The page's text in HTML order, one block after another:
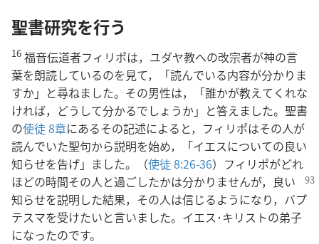
聖書研究を行う
16 福音伝道者フィリポは，ユダヤ教への改宗者が神の言
葉を朗読しているのを見て，「読んでいる内容が分かりま
すか」と尋ねました。その男性は，「誰かが教えてくれな
ければ，どうして分かるでしょうか」と答えました。聖書
の使徒 8章にあるその記述によると，フィリポはその人が
読んでいた聖句から説明を始め，「イエスについての良い
知らせを告げ」ました。（使徒 8:26-36）フィリポがどれ
ほどの時間その人と過ごしたかは分かりませんが，良い
知らせを説明した結果，その人は信じるようになり，バプ
テスマを受けたいと言いました。イエス･キリストの弟子
になったのです。